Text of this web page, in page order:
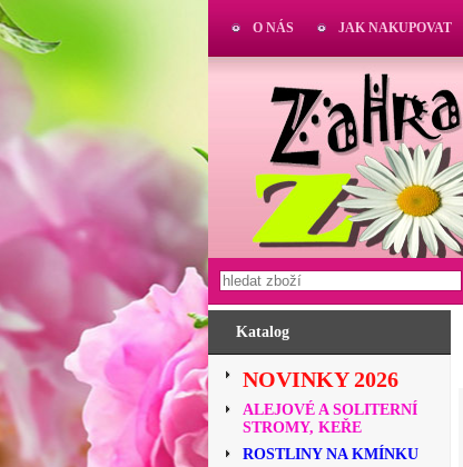
Katalog
NOVINKY 2026
ALEJOVÉ A SOLITERNÍ
STROMY, KEŘE
ROSTLINY NA KMÍNKU
O NÁS JAK NAKUPOVAT